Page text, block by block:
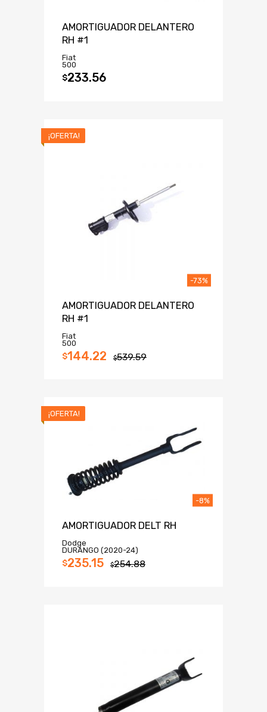
AMORTIGUADOR DELANTERO
RH #1
Fiat
500
$233.56
¡OFERTA!
AMORTIGUADOR DELANTERO
RH #1
Fiat
500
$539.59
$144.22
-73%
¡OFERTA!
AMORTIGUADOR DELT RH
Dodge
DURANGO (2020-24)
$254.88
$235.15
-8%